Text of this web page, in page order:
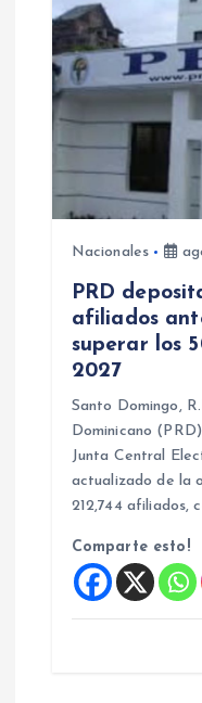
Nacionales
PRD
afiliados
superar los
2027
Santo Domingo,
Dominicano
Junta Central
actualizado de la
212,744 afiliados,
Comparte esto!